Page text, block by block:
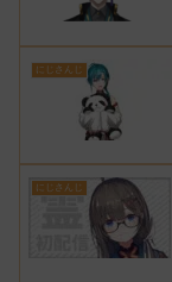
にじさんじ
にじさんじ